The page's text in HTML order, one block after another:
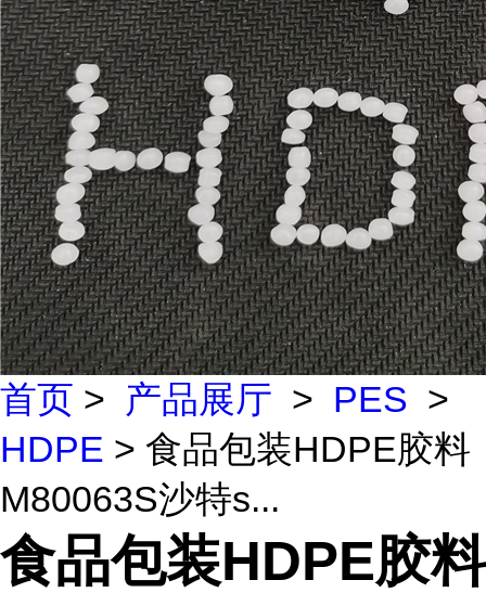
首页 > 产品展厅 > PES >
HDPE > 食品包装HDPE胶料
M80063S沙特s...
食品包装HDPE胶料